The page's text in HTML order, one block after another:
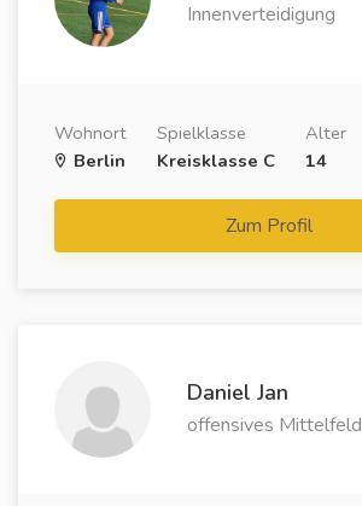
Innenverteidigung
Wohnort
Berlin
Spielklasse
Kreisklasse C
Alter
14
Zum Profil
Daniel Jan
offensives Mittelfeld